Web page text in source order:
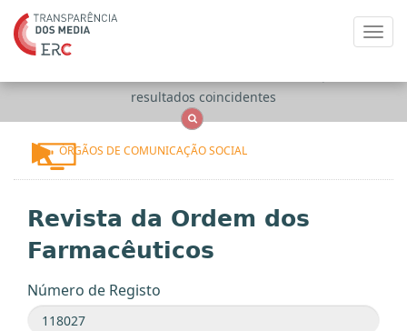
resultados coincidentes
ÓRGÃOS DE COMUNICAÇÃO SOCIAL
Revista da Ordem dos
Farmacêuticos
Número de Registo